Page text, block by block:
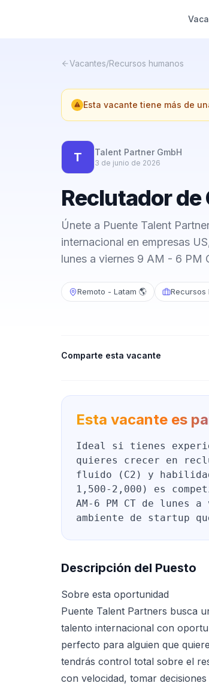
Vacantes/Recursos humanos
Esta vacante tiene más de
T Talent Partner GmbH
3 de junio de 2026
Reclutador
Únete a Puente Talent
internacional en empresas
lunes a viernes 9 AM - 6 PM
Remoto - Latam 🌎 Recursos
Comparte esta vacante
Esta vacante es
Ideal si tienes
quieres crecer en
fluido (C2) y
1,500-2,000) es
AM-6 PM CT de
ambiente de startup
Descripción del Puesto
Sobre esta oportunidad
Puente Talent Partners busca
talento internacional con
perfecto para alguien que
tendrás control total sobre el
con velocidad, tomar